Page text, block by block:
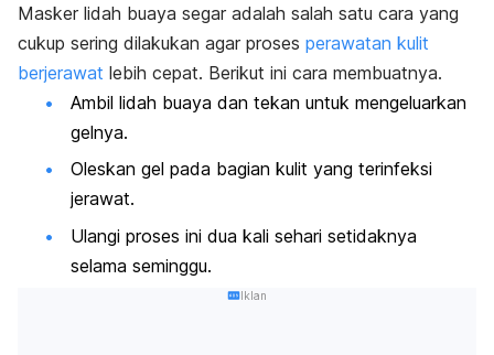
Masker lidah buaya segar adalah salah satu cara yang
cukup sering dilakukan agar proses perawatan kulit
berjerawat lebih cepat. Berikut ini cara membuatnya.
Ambil lidah buaya dan tekan untuk mengeluarkan
gelnya.
Oleskan gel pada bagian kulit yang terinfeksi
jerawat.
Ulangi proses ini dua kali sehari setidaknya
selama seminggu.
Iklan